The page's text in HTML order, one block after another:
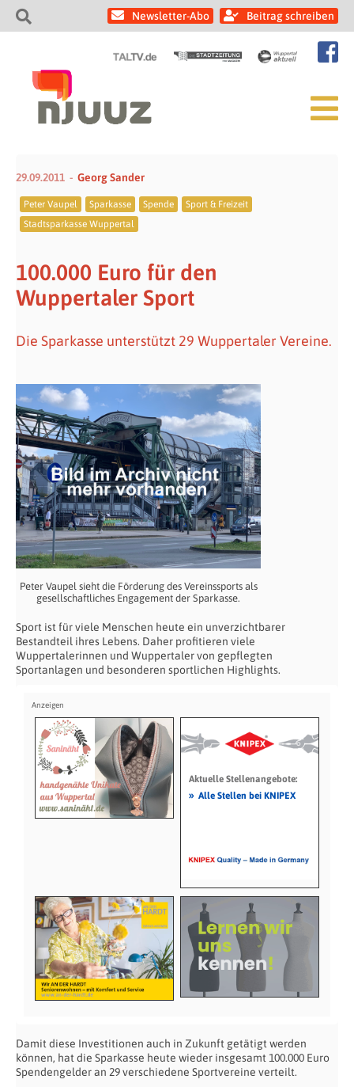
Newsletter-Abo Beitrag schreiben
29.09.2011 Georg Sander
Peter Vaupel Sparkasse Spende
Sport & Freizeit
Stadtsparkasse Wuppertal
100.000 Euro für den
Wuppertaler Sport
Die Sparkasse unterstützt 29 Wuppertaler Vereine.
Peter Vaupel sieht die Förderung des Vereinssports als
gesellschaftliches Engagement der Sparkasse.
Sport ist für viele Menschen heute ein unverzichtbarer
Bestandteil ihres Lebens. Daher profitieren viele
Wuppertalerinnen und Wuppertaler von gepflegten
Sportanlagen und besonderen sportlichen Highlights.
Aktuelle Stellenangebote:
» Alle Stellen bei KNIPEX
Damit diese Investitionen auch in Zukunft getätigt werden
können, hat die Sparkasse heute wieder insgesamt 100.000 Euro
Spendengelder an 29 verschiedene Sportvereine verteilt.